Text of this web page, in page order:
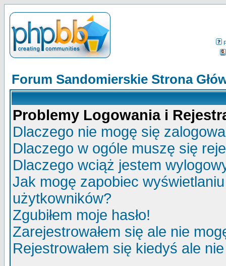
Forum Sandomierskie Strona
Problemy Logowania i
Dlaczego nie mogę się
Dlaczego w ogóle muszę się
Dlaczego wciąż jestem
Jak mogę zapobiec
użytkowników?
Zgubiłem moje hasło!
Zarejestrowałem się ale nie
Rejestrowałem się kiedyś ale